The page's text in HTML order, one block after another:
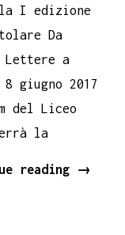
I edizione
Da
Lettere a
giugno 2017
del Liceo
la
reading →